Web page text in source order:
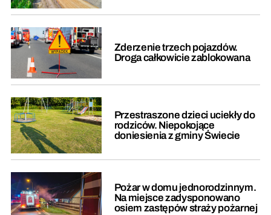
Zderzenie trzech pojazdów.
Droga całkowicie zablokowana
Przestraszone dzieci uciekły do
rodziców. Niepokojące
doniesienia z gminy Świecie
Pożar w domu jednorodzinnym.
Na miejsce zadysponowano
osiem zastępów straży pożarnej